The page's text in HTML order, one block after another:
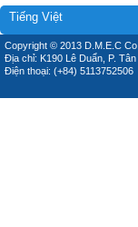
Tiếng Việt
Copyright © 2013 D.M.E.C
Địa chỉ: K190 Lê Duẩn, P.
Điện thoại: (+84) 5113752506